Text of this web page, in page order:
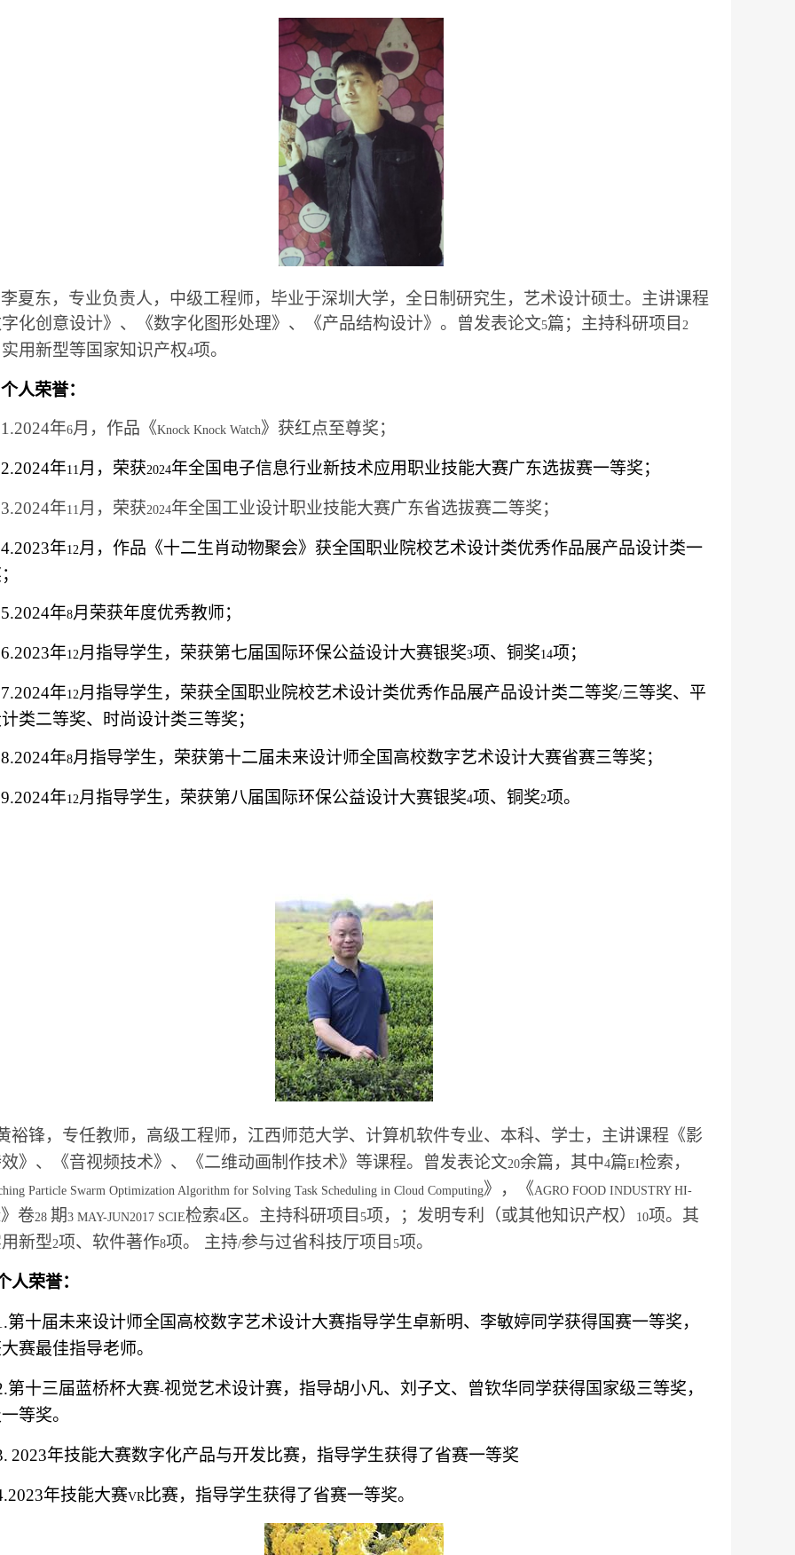
李夏东，专业负责人，中级工程师，毕业于深圳大学，全日制研究生，艺术设计硕士。主讲课程
化创意设计》、《数字化图形处理》、《产品结构设计》。曾发表论文5篇；主持科研项目 2
用新型等国家知识产权4项。
个人荣誉：
1.2024年6月，作品《Knock Knock Watch》获红点至尊奖；
2.2024年11 月，荣获2024年全国电子信息行业新技术应用职业技能大赛广东选拔赛一等奖；
3.2024年11 月，荣获2024年全国工业设计职业技能大赛广东省选拔赛二等奖；
4.2023年12月，作品《十二生肖动物聚会》获全国职业院校艺术设计类优秀作品展产品设计类一
5.2024年8月荣获年度优秀教师；
6.2023年12月指导学生，荣获第七届国际环保公益设计大赛银奖3项、铜奖14项；
7.2024年12月指导学生，荣获全国职业院校艺术设计类优秀作品展产品设计类二等奖/三等奖、平
类二等奖、时尚设计类三等奖；
8.2024年8月指导学生，荣获第十二届未来设计师全国高校数字艺术设计大赛省赛三等奖；
9.2024年12月指导学生，荣获第八届国际环保公益设计大赛银奖4项、铜奖2项。
裕锋，专任教师，高级工程师，江西师范大学、计算机软件专业、本科、学士，主讲课程《影
》、《音视频技术》、《二维动画制作技术》等课程。曾发表论文20余篇，其中4篇EI检索，
Particle Swarm Optimization Algorithm for Solving Task Scheduling in Cloud Computing》，《AGRO FOOD INDUSTRY HI-
》卷28 期3 MAY-JUN2017 SCIE检索4 区。主持科研项目 5项，；发明专利（或其他知识产权） 10项。其
新型2项、软件著作8项。 主持/参与过省科技厅项目 5项。
人荣誉：
第十届未来设计师全国高校数字艺术设计大赛指导学生卓新明、李敏婷同学获得国赛一等奖，
赛最佳指导老师。
第十三届蓝桥杯大赛-视觉艺术设计赛，指导胡小凡、刘子文、曾钦华同学获得国家级三等奖，
等奖。
2023年技能大赛数字化产品与开发比赛，指导学生获得了省赛一等奖
年技能大赛VR 比赛，指导学生获得了省赛一等奖。